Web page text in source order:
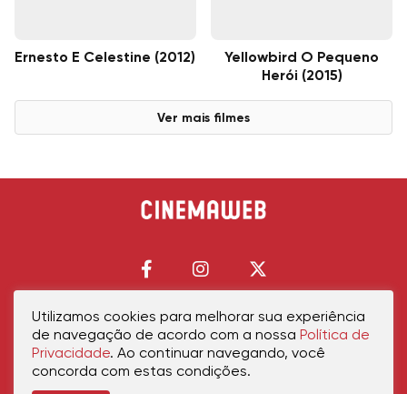
Ernesto E Celestine (2012)
Yellowbird O Pequeno
Herói (2015)
Ver mais filmes
Início Política de PrivacidadePolítica de CookiesContatoSobre Nós
Utilizamos cookies para melhorar sua experiência
de navegação de acordo com a nossa Política de
Privacidade. Ao continuar navegando, você
concorda com estas condições.